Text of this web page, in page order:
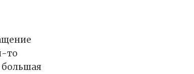
то
большая